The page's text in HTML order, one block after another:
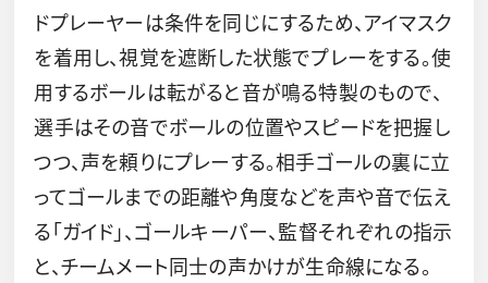
ドプレーヤーは条件を同じにするため、アイマスク
を着用し、視覚を遮断した状態でプレーをする。使
用するボールは転がると音が鳴る特製のもので、
選手はその音でボールの位置やスピードを把握し
つつ、声を頼りにプレーする。相手ゴールの裏に立
ってゴールまでの距離や角度などを声や音で伝え
る「ガイド」、ゴールキーパー、監督それぞれの指示
と、チームメート同士の声かけが生命線になる。